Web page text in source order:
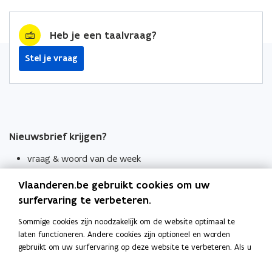
Heb je een taalvraag?
Stel je vraag
Nieuwsbrief krijgen?
vraag & woord van de week
Schrijf je in
Thema's
Taaladviezen
Vlaanderen.be gebruikt cookies om uw
surfervaring te verbeteren.
Sommige cookies zijn noodzakelijk om de website optimaal te
laten functioneren. Andere cookies zijn optioneel en worden
gebruikt om uw surfervaring op deze website te verbeteren. Als u